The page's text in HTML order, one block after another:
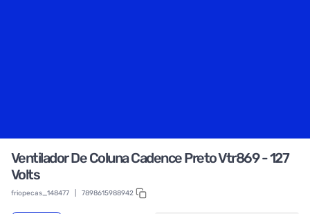
Ventilador De Coluna Cadence Preto Vtr869 - 127
Volts
friopecas_148477 7898615988942